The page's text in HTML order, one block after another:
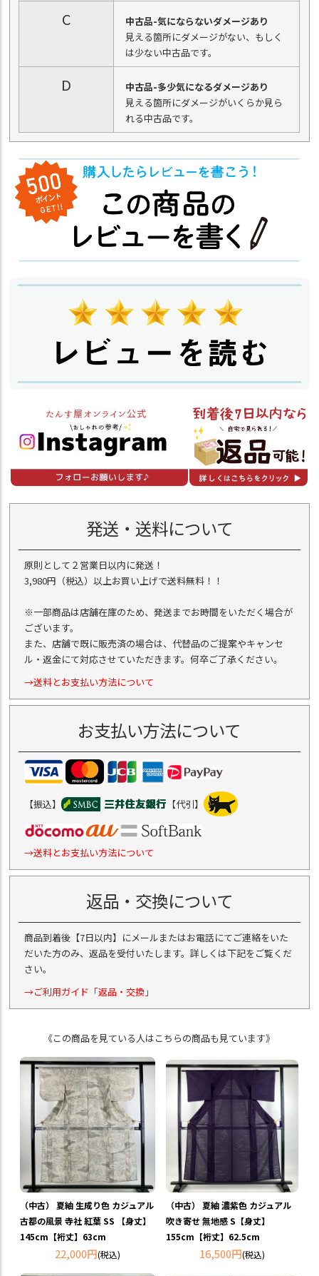
C
中古品-気にならないダメージあり
見える箇所にダメージがない、もしく
は少ない中古品です。
D
中古品-多少気になるダメージあり
見える箇所にダメージがいくらか見ら
れる中古品です。
発送・送料について
原則として２営業日以内に発送！
3,980円（税込）以上お買い上げで送料無料！！
※一部商品は店舗在庫のため、発送までお時間をいただく場合が
ございます。
また、店舗で既に販売済の場合は、代替品のご提案やキャンセ
ル・返金にて対応させていただきます。何卒ご了承ください。
→送料とお支払い方法について
お支払い方法について
【振込】 【代引】
→送料とお支払い方法について
返品・交換について
商品到着後【7日以内】にメールまたはお電話にてご連絡をいた
だいた方のみ、返品を受付いたします。詳しくは下記をご覧くだ
さい。
→ご利用ガイド「返品・交換」
《この商品を見ている人はこちらの商品も見ています》
（中古） 夏紬 生成り色 カジュアル
古都の風景 寺社 紅葉 SS 【身丈】
145cm【裄丈】63cm
22,000円(税込)
（中古） 夏紬 濃紫色 カジュアル
吹き寄せ 無地感 S【身丈】
155cm【裄丈】62.5cm
16,500円(税込)